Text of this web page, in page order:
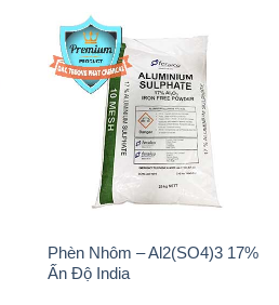
Phèn Nhôm – Al2(SO4)3 17%
Ấn Độ India